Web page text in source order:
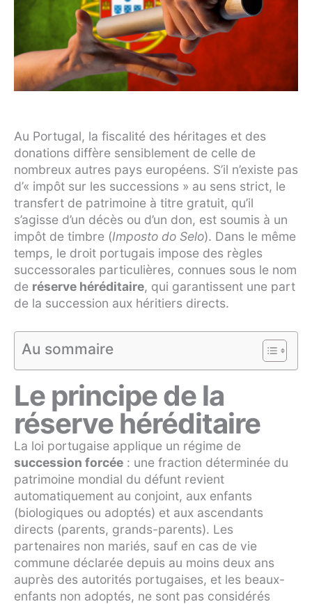
Au Portugal, la fiscalité des héritages et des
donations diffère sensiblement de celle de
nombreux autres pays européens. S’il n’existe pas
d’« impôt sur les successions » au sens strict, le
transfert de patrimoine à titre gratuit, qu’il
s’agisse d’un décès ou d’un don, est soumis à un
impôt de timbre (Imposto do Selo). Dans le même
temps, le droit portugais impose des règles
successorales particulières, connues sous le nom
de réserve héréditaire, qui garantissent une part
de la succession aux héritiers directs.
Au sommaire
Le principe de la
réserve héréditaire
La loi portugaise applique un régime de
succession forcée : une fraction déterminée du
patrimoine mondial du défunt revient
automatiquement au conjoint, aux enfants
(biologiques ou adoptés) et aux ascendants
directs (parents, grands-parents). Les
partenaires non mariés, sauf en cas de vie
commune déclarée depuis au moins deux ans
auprès des autorités portugaises, et les beaux-
enfants non adoptés, ne sont pas considérés